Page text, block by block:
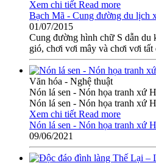
Xem chi tiết Read more
Bạch Mã - Cung đường du lịch
01/07/2015
Cung đường hình chữ S dẫn du
gió, chơi vơi mây và chơi vơi
Văn hóa - Nghệ thuật
Nón lá sen - Nón họa tranh xứ
Nón lá sen - Nón họa tranh xứ
Xem chi tiết Read more
Nón lá sen - Nón họa tranh xứ
09/06/2021